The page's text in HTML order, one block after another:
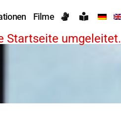
Filme
Startseite umgeleitet.